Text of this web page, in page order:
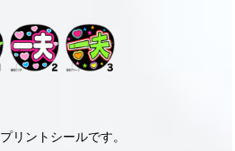
リントシールです。